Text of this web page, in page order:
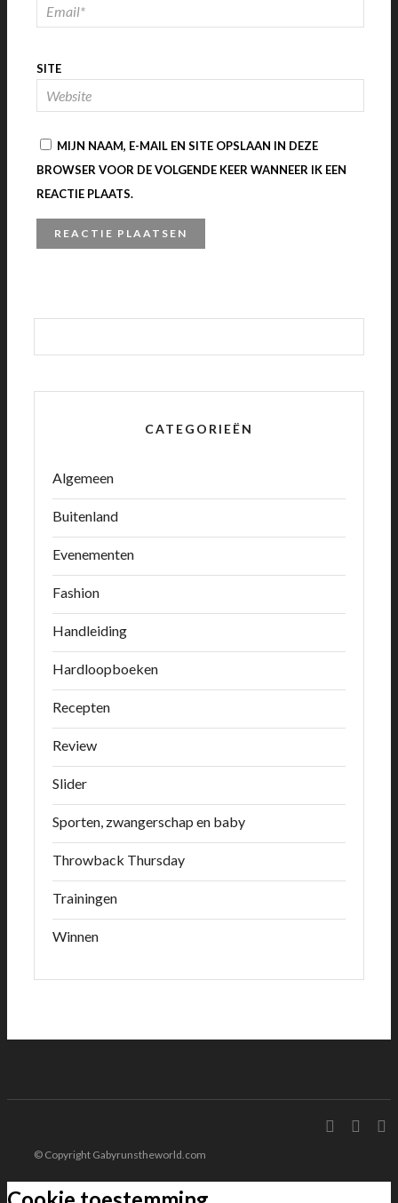
SITE
MIJN NAAM, E-MAIL EN SITE OPSLAAN IN DEZE
BROWSER VOOR DE VOLGENDE KEER WANNEER IK EEN
REACTIE PLAATS.
CATEGORIEËN
Algemeen
Buitenland
Evenementen
Fashion
Handleiding
Hardloopboeken
Recepten
Review
Slider
Sporten, zwangerschap en baby
Throwback Thursday
Trainingen
Winnen
© Copyright Gabyrunstheworld.com